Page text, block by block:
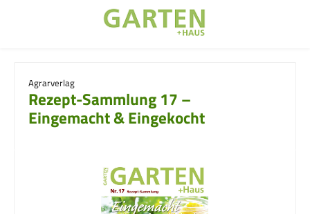
Agrarverlag
Rezept-Sammlung 17 –
Eingemacht & Eingekocht
Bildergalerie überspringen